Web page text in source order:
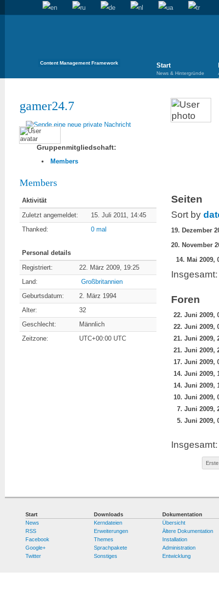
Content Management Framework Start
News & Hintergründe
gamer24.7
Gruppenmitgliedschaft:
Members
Members
Aktivität
Zuletzt angemeldet:
15. Juli 2011, 14:45
Thanked:
0 mal
Personal details
Registriert:
22. März 2009, 19:25
Land:
Großbritannien
Geburtsdatum:
2. März 1994
Alter:
32
Geschlecht:
Männlich
Zeitzone:
UTC+00:00 UTC
Seiten
Sort by
14. Mai 2009,
Foren
22. Juni 2009,
22. Juni 2009,
21. Juni 2009,
21. Juni 2009,
17. Juni 2009,
14. Juni 2009,
14. Juni 2009,
10. Juni 2009,
7. Juni 2009,
5. Juni 2009,
Erste
Start
News
RSS
Facebook
Google+
Twitter
Downloads
Kerndateien
Erweiterungen
Themes
Sprachpakete
Sonstiges
Dokumentation
Übersicht
Ältere Dokumentation
Installation
Administration
Entwicklung